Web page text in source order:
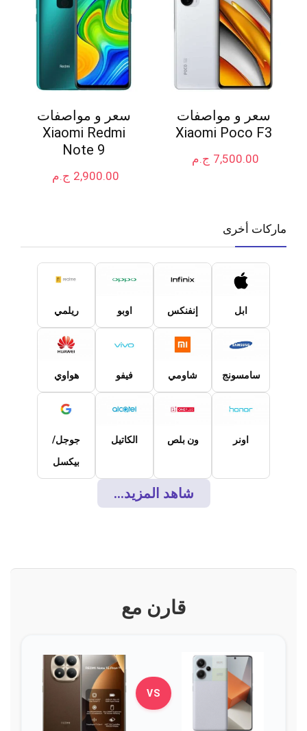
سعر و مواصفات
Xiaomi Poco F3
ج.م 7,500.00
سعر و مواصفات
Xiaomi Redmi
Note 9
ج.م 2,900.00
ماركات أخرى
ابل إنفنكس اوبو ريلمي
سامسونج شاومي فيفو هواوي
اونر ون بلص الكاتيل
جوجل/
بيكسل
شاهد المزيد...
قارن مع
VS